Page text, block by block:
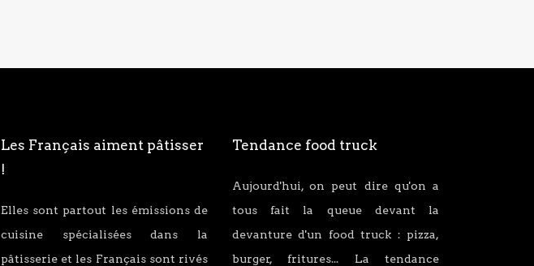
Les Français aiment pâtisser
!
Elles sont partout les émissions de
cuisine spécialisées dans la
pâtisserie et les Français sont rivés
Tendance food truck
Aujourd'hui, on peut dire qu'on a
tous fait la queue devant la
devanture d'un food truck : pizza,
burger, fritures... La tendance